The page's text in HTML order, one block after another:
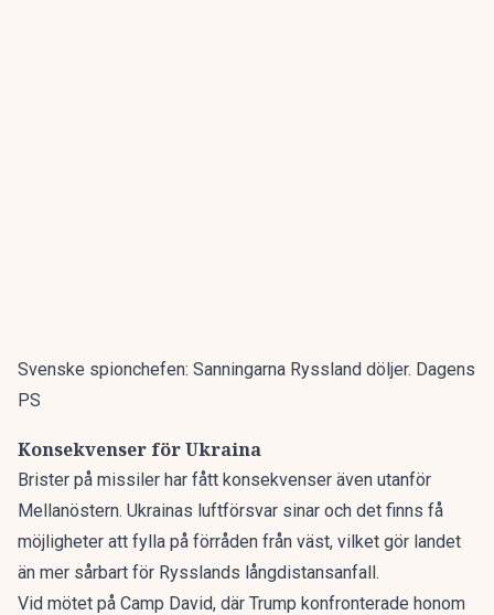
Svenske spionchefen: Sanningarna Ryssland döljer. Dagens
PS
Konsekvenser för Ukraina
Brister på missiler har fått konsekvenser även utanför
Mellanöstern. Ukrainas luftförsvar sinar och det finns få
möjligheter att fylla på förråden från väst, vilket gör landet
än mer sårbart för Rysslands långdistansanfall.
Vid mötet på Camp David, där Trump konfronterade honom